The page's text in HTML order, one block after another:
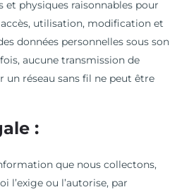
physiques raisonnables pour
utilisation, modification et
données personnelles sous son
aucune transmission de
un réseau sans fil ne peut être
:
que nous collectons,
l’exige ou l’autorise, par